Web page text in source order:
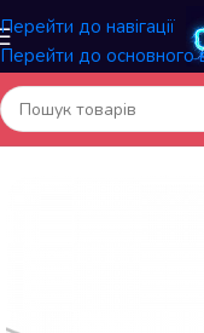
Перейти до навігації
Перейти до основного
Головна/Спортивні